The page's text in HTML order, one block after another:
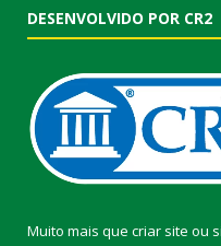
DESENVOLVIDO POR CR2
Muito mais que criar site ou